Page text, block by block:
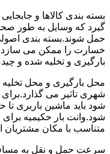
بسته بندی کالاها و
گیرد که وسایل به طور
حمل شوند.بسته بندی
خسارت را ممکن می
بارگیری و تخلیه شده و
محل بارگیری و محل
شهری تاثیر می
شود باید ماشین باربری
شود.وانت بار حکیمیه برای
متناسب با مکان مشتریان
سرعت حمل و نقل به